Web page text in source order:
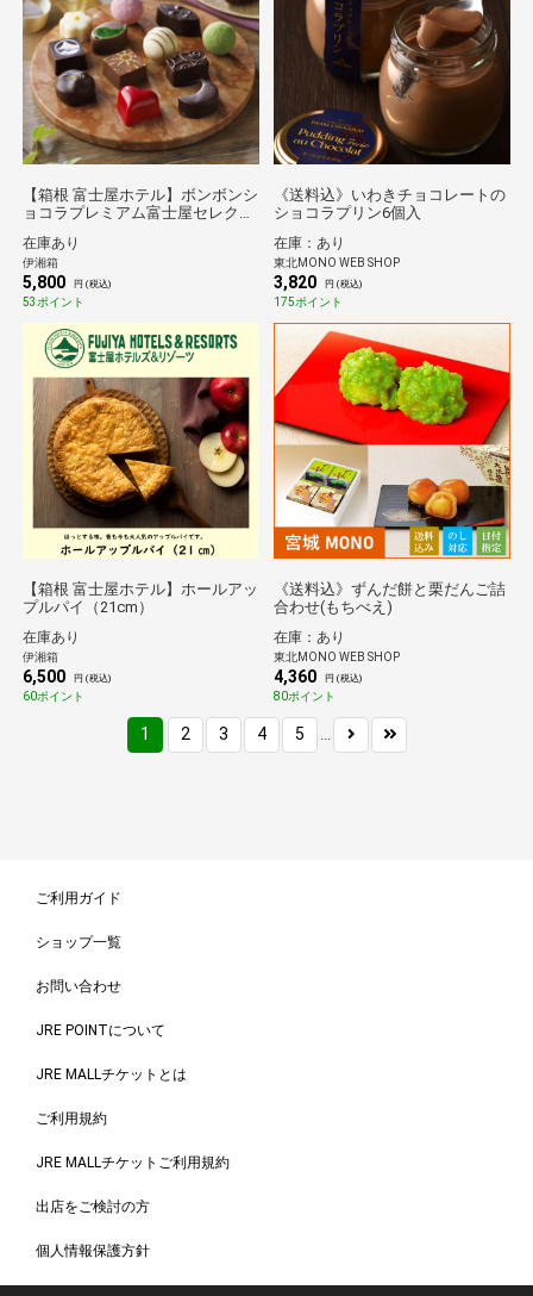
【箱根 富士屋ホテル】ボンボンシ
ョコラプレミアム富士屋セレクシ
在庫あり
伊湘箱
5,800 円 (税込)
53ポイント
《送料込》いわきチョコレートの
ショコラプリン6個入
在庫：あり
東北MONO WEB SHOP
3,820 円 (税込)
175ポイント
【箱根 富士屋ホテル】ホールアッ
プルパイ（21cm）
在庫あり
伊湘箱
6,500 円 (税込)
60ポイント
《送料込》ずんだ餅と栗だんご詰
合わせ(もちべえ)
在庫：あり
東北MONO WEB SHOP
4,360 円 (税込)
80ポイント
1 2 3 4 5
ご利用ガイド
ショップ一覧
お問い合わせ
JRE POINTについて
JRE MALLチケットとは
ご利用規約
JRE MALLチケットご利用規約
出店をご検討の方
個人情報保護方針